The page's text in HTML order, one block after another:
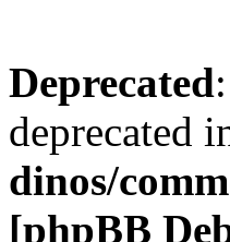
Deprecated
deprecated
dinos/
[phpBB